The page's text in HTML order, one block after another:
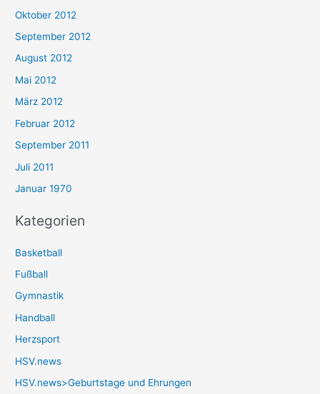
Oktober 2012
September 2012
August 2012
Mai 2012
März 2012
Februar 2012
September 2011
Juli 2011
Januar 1970
Kategorien
Basketball
Fußball
Gymnastik
Handball
Herzsport
HSV.news
HSV.news>Geburtstage und Ehrungen